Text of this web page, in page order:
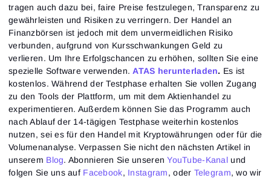
tragen auch dazu bei, faire Preise festzulegen, Transparenz zu
gewährleisten und Risiken zu verringern. Der Handel an
Finanzbörsen ist jedoch mit dem unvermeidlichen Risiko
verbunden, aufgrund von Kursschwankungen Geld zu
verlieren. Um Ihre Erfolgschancen zu erhöhen, sollten Sie eine
spezielle Software verwenden. ATAS herunterladen. Es ist
kostenlos. Während der Testphase erhalten Sie vollen Zugang
zu den Tools der Plattform, um mit dem Aktienhandel zu
experimentieren. Außerdem können Sie das Programm auch
nach Ablauf der 14-tägigen Testphase weiterhin kostenlos
nutzen, sei es für den Handel mit Kryptowährungen oder für die
Volumenanalyse. Verpassen Sie nicht den nächsten Artikel in
unserem Blog. Abonnieren Sie unserenYouTube-Kanal und
folgen Sie uns auf Facebook, Instagram, oder Telegram, wo wir